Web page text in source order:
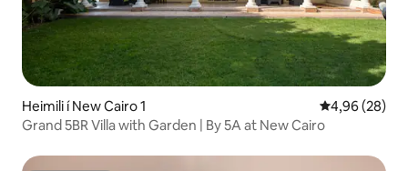
Heimili í New Cairo 1 4,96 af 5 í
4,96 (28)
Grand 5BR Villa with Garden | By 5A at New Cairo